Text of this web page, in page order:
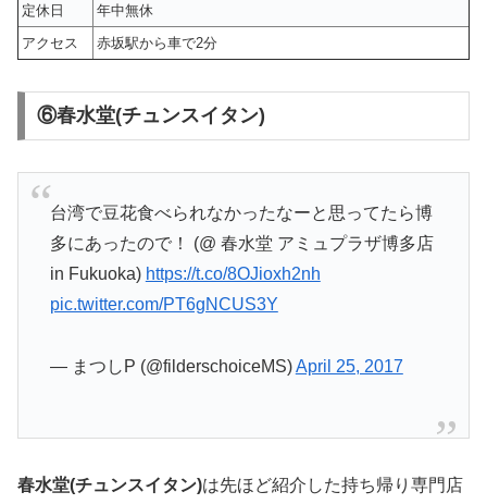
定休日
年中無休
アクセス
赤坂駅から車で2分
⑥春水堂(チュンスイタン)
台湾で豆花食べられなかったなーと思ってたら博
多にあったので！ (@ 春水堂 アミュプラザ博多店
in Fukuoka) https://t.co/8OJioxh2nh
pic.twitter.com/PT6gNCUS3Y
— まつしP (@filderschoiceMS)April 25, 2017
春水堂(チュンスイタン)は先ほど紹介した持ち帰り専門店